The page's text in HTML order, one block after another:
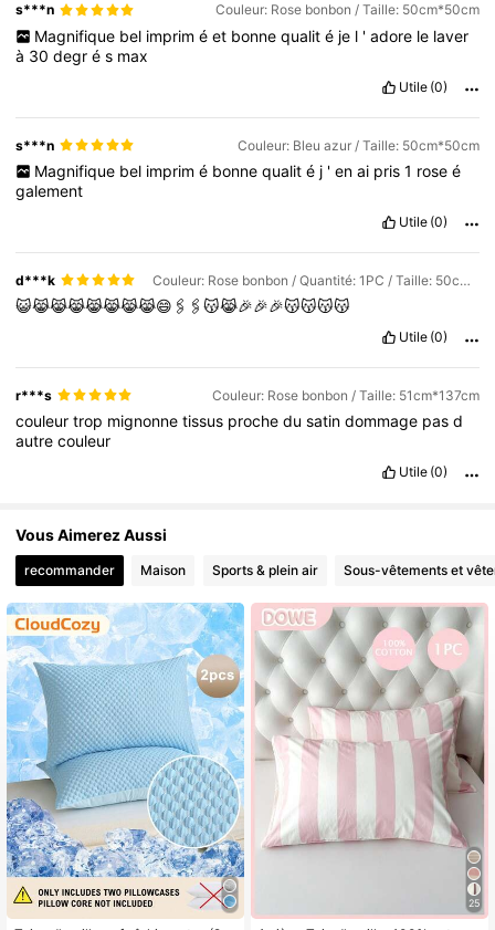
s***n Couleur: Rose bonbon / Taille: 50cm*50cm
Magnifique bel imprim é et bonne qualit é je l ' adore le laver
à 30degrés max
Utile (0)
s***n Couleur: Bleu azur / Taille: 50cm*50cm
Magnifique bel imprim é bonne qualit é j ' en ai pris 1 rose é
galement
Utile (0)
d***k Couleur: Rose bonbon / Quantité: 1PC / Taille: 50cm*50cm
😺😹😹😹😹😹😹😹😄🖇️🖇️😽😹🎉🎉🎉😽😽😽😽
Utile (0)
r***s Couleur: Rose bonbon / Taille: 51cm*137cm
couleurtrop mignonnetissus prochedusatindommage pasd
autrecouleur
Utile (0)
Vous Aimerez Aussi
recommander Maison Sports & plein air Sous-vêtements et
25